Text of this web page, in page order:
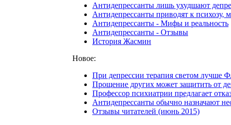
Антидепрессанты лишь ухудшают
Антидепрессанты приводят к психозу,
Антидепрессанты - Мифы и реальность
Антидепрессанты - Отзывы
История Жасмин
Новое:
При депрессии терапия светом лучше
Прощение других может защитить от
Профессор психиатрии предлагает
Антидепрессанты обычно назначают
Отзывы читателей (июнь 2015)